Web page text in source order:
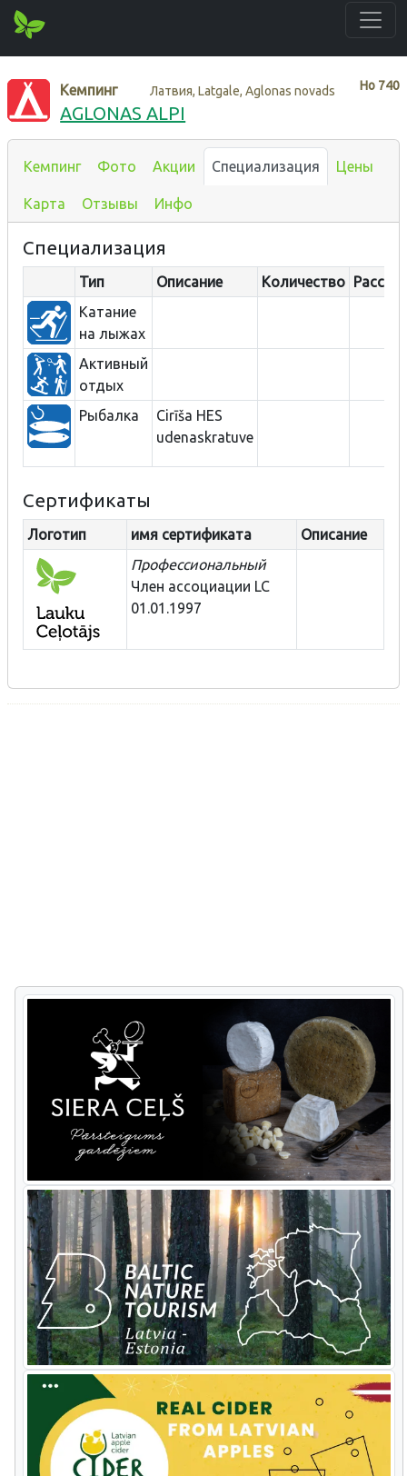
Нo 740
Кемпинг Латвия, Latgale, Aglonas novads
AGLONAS ALPI
Кемпинг Фото Акции Специализация Цены
Карта Отзывы Инфо
Специализация
Тип Описание Количество
Катание
на лыжах
Активный
отдых
Рыбалка
Cirīša HES
udenaskratuve
Сертификаты
Логотип имя сертификата
Описание
Профессиональный
Член ассоциации LC
01.01.1997